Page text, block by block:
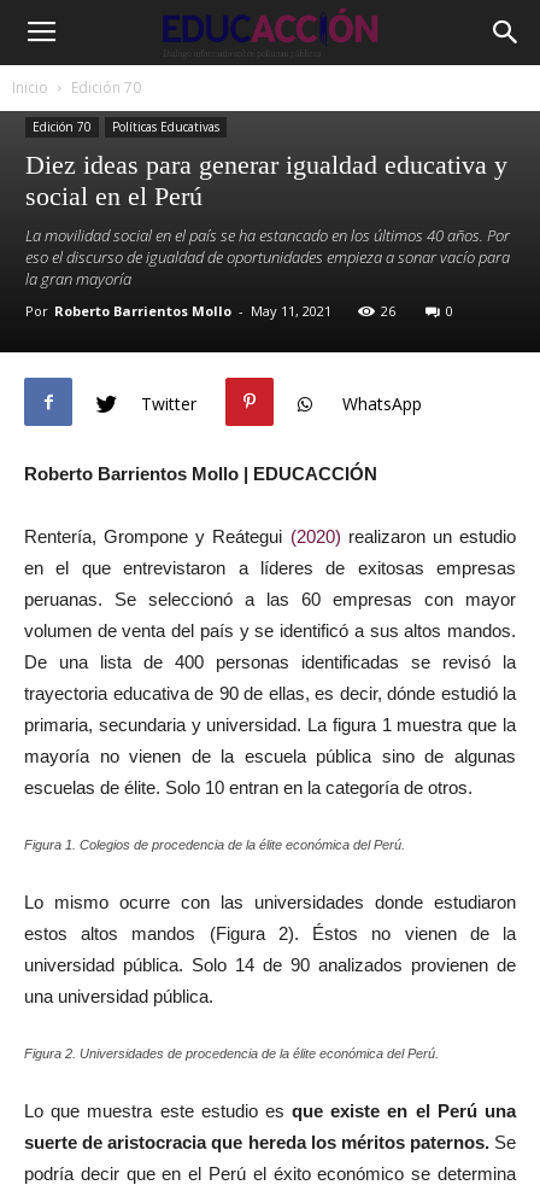
Inicio Edición 70
Edición 70 Políticas Educativas
Diez ideas para generar igualdad educativa y
social en el Perú
La movilidad social en el país se ha estancado en los últimos 40 años. Por
eso el discurso de igualdad de oportunidades empieza a sonar vacío para
la gran mayoría
Por Roberto Barrientos Mollo - May 11, 2021 26 0
Twitter WhatsApp
Roberto Barrientos Mollo | EDUCACCIÓN
Rentería, Grompone y Reátegui (2020) realizaron un estudio
en el que entrevistaron a líderes de exitosas empresas
peruanas. Se seleccionó a las 60 empresas con mayor
volumen de venta del país y se identificó a sus altos mandos.
De una lista de 400 personas identificadas se revisó la
trayectoria educativa de 90 de ellas, es decir, dónde estudió la
primaria, secundaria y universidad. La figura 1 muestra que la
mayoría no vienen de la escuela pública sino de algunas
escuelas de élite. Solo 10 entran en la categoría de otros.
Figura 1. Colegios de procedencia de la élite económica del Perú.
Lo mismo ocurre con las universidades donde estudiaron
estos altos mandos (Figura 2). Éstos no vienen de la
universidad pública. Solo 14 de 90 analizados provienen de
una universidad pública.
Figura 2. Universidades de procedencia de la élite económica del Perú.
Lo que muestra este estudio esque existe en el Perú una
suerte de aristocracia que hereda los méritos paternos.Se
podría decir que en el Perú el éxito económico se determina